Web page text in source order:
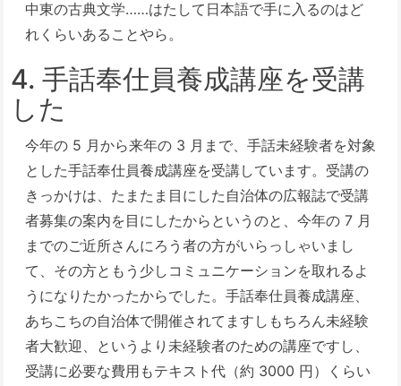
中東の古典文学……はたして日本語で手に入るのはど
れくらいあることやら。
4. 手話奉仕員養成講座を受講
した
今年の 5 月から来年の 3 月まで、手話未経験者を対象
とした手話奉仕員養成講座を受講しています。受講の
きっかけは、たまたま目にした自治体の広報誌で受講
者募集の案内を目にしたからというのと、今年の 7 月
までのご近所さんにろう者の方がいらっしゃいまし
て、その方ともう少しコミュニケーションを取れるよ
うになりたかったからでした。手話奉仕員養成講座、
あちこちの自治体で開催されてますしもちろん未経験
者大歓迎、というより未経験者のための講座ですし、
受講に必要な費用もテキスト代（約 3000 円）くらい